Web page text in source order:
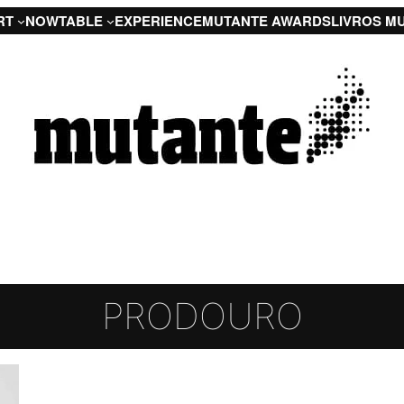
NOWTABLE EXPERIENCEMUTANTE AWARDSLIVROS
PRODOURO